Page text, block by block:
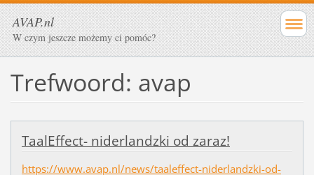
AVAP.nl
W czym jeszcze możemy ci pomóc?
Trefwoord: avap
TaalEffect- niderlandzki od zaraz!
https://www.avap.nl/news/taaleffect-niderlandzki-od-